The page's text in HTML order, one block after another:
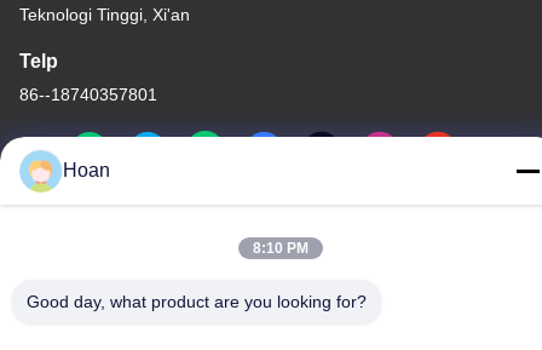
Teknologi Tinggi, Xi'an
Telp
86--18740357801
Kebijakan Privasi|Sitemap
Cina Kualitas Baik Isolator getaran tali kawat Pemasok. Hak cipta
Hoan
8:10 PM
Good day, what product are you looking for?